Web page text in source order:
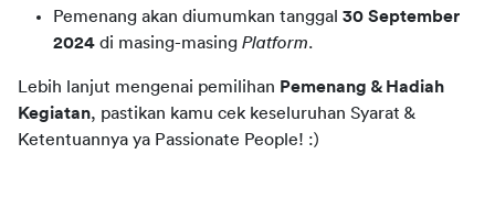
Pemenang akan diumumkan tanggal 30 September
2024 di masing-masing Platform.
Lebih lanjut mengenai pemilihan Pemenang & Hadiah
Kegiatan, pastikan kamu cek keseluruhan Syarat &
Ketentuannya ya Passionate People! :)